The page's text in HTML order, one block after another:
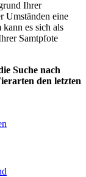
Ihrer
Umständen eine
es sich als
Samtpfote
Suche nach
den letzten